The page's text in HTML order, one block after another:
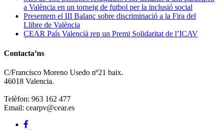
a València en un torneig de futbol per la inclusió social
Presentem el III Balanç sobre discriminació a la Fira del
Llibre de València
CEAR País Valencià rep un Premi Solidaritat de l’ICAV
Contacta’ns
C/Francisco Moreno Usedo nº21 baix.
46018 Valencia.
Telèfon: 963 162 477
Email: cearpv@cear.es